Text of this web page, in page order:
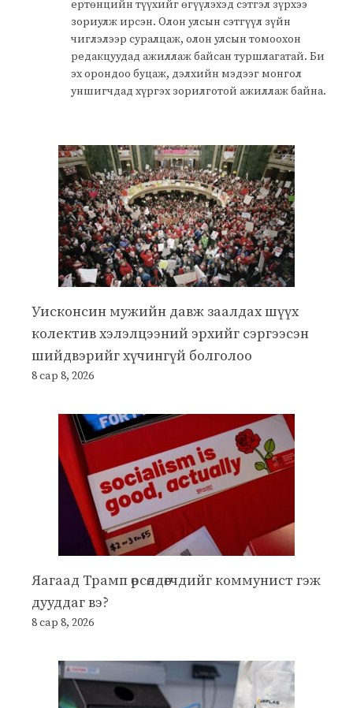
ертөнцийн түүхийг өгүүлэхэд сэтгэл зүрхээ
зориулж ирсэн. Олон улсын сэтгүүл зүйн
чиглэлээр суралцаж, олон улсын томоохон
редакцуудад ажиллаж байсан туршлагатай. Би
эх орондоо буцаж, дэлхийн мэдээг монгол
уншигчдад хүргэх зорилготой ажиллаж байна.
Уисконсин мужийн давж заалдах шүүх
колектив хэлэлцээний эрхийг сэргээсэн
шийдвэрийг хүчингүй болголоо
8 сар 8, 2026
Яагаад Трамп өрсөлдөгчдийг коммунист гэж
дууддаг вэ?
8 сар 8, 2026